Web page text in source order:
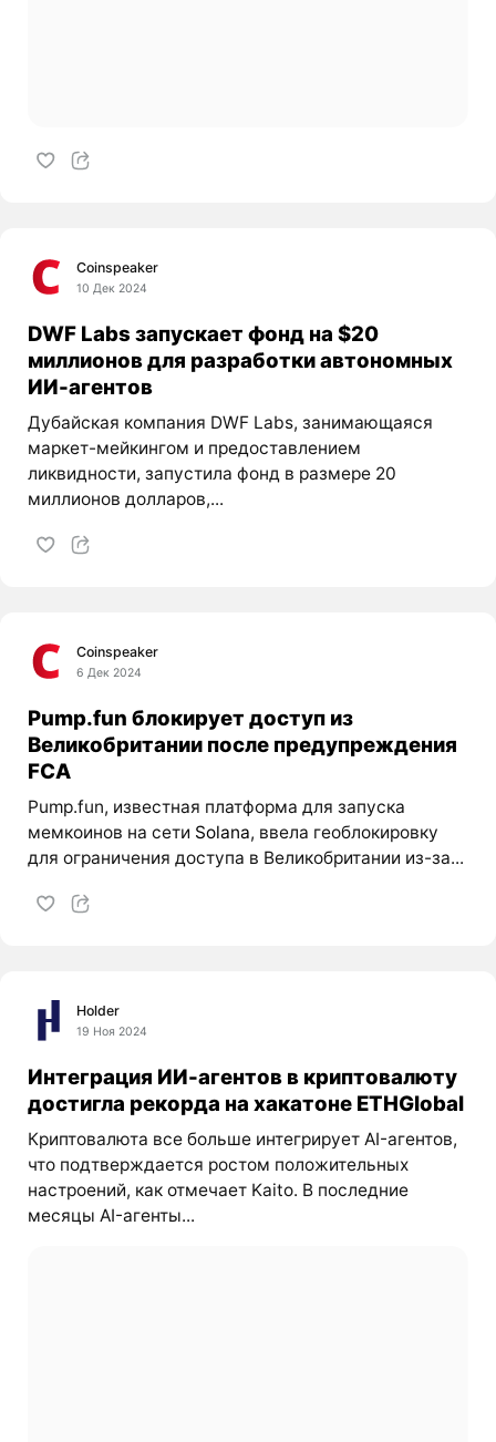
Coinspeaker
10 Дек 2024
DWF Labs запускает фонд на $20
миллионов для разработки автономных
ИИ-агентов
Дубайская компания DWF Labs, занимающаяся
маркет-мейкингом и предоставлением
ликвидности, запустила фонд в размере 20
миллионов долларов,...
Coinspeaker
6 Дек 2024
Pump.fun блокирует доступ из
Великобритании после предупреждения
FCA
Pump.fun, известная платформа для запуска
мемкоинов на сети Solana, ввела геоблокировку
для ограничения доступа в Великобритании из-за...
Holder
19 Ноя 2024
Интеграция ИИ-агентов в криптовалюту
достигла рекорда на хакатоне ETHGlobal
Криптовалюта все больше интегрирует AI-агентов,
что подтверждается ростом положительных
настроений, как отмечает Kaito. В последние
месяцы AI-агенты...